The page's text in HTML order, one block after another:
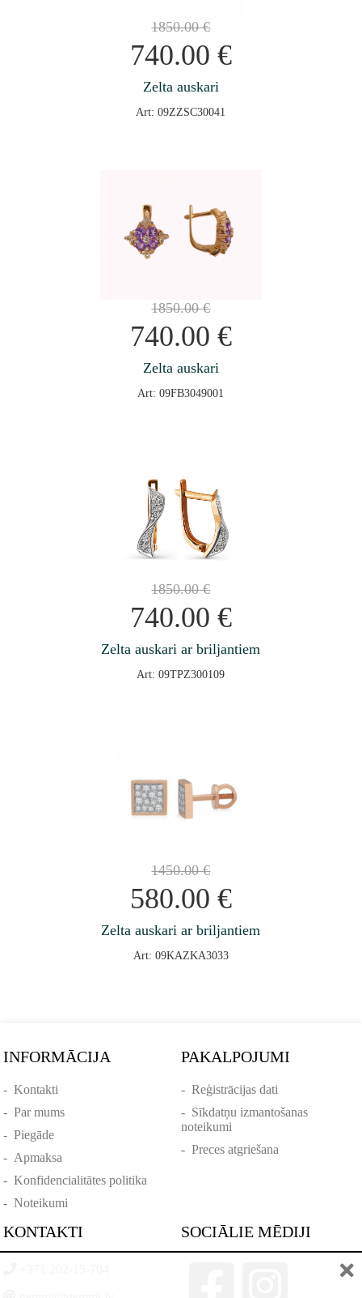
1850.00€
740.00 €
Zelta auskari
Art: 09ZZSC30041
1850.00€
740.00 €
Zelta auskari
Art: 09FB3049001
1850.00€
740.00 €
Zelta auskari ar briljantiem
Art: 09TPZ300109
1450.00€
580.00 €
Zelta auskari ar briljantiem
Art: 09KAZKA3033
INFORMĀCIJA
-Kontakti
-Par mums
-Piegāde
- Apmaksa
-Konfidencialitātes politika
-Noteikumi
PAKALPOJUMI
- Reģistrācijas dati
- Sīkdatņu izmantošanas
noteikumi
- Preces atgriešana
KONTAKTI SOCIĀLIE MĒDIJI